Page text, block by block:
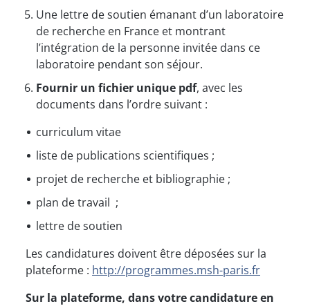
Une lettre de soutien émanant d’un laboratoire
de recherche en France et montrant
l’intégration de la personne invitée dans ce
laboratoire pendant son séjour.
Fournir un fichier unique pdf, avec les
documents dans l’ordre suivant :
curriculum vitae
liste de publications scientifiques ;
projet de recherche et bibliographie ;
plan de travail ;
lettre de soutien
Les candidatures doivent être déposées sur la
plateforme : http://programmes.msh-paris.fr
Sur la plateforme, dans votre candidature en